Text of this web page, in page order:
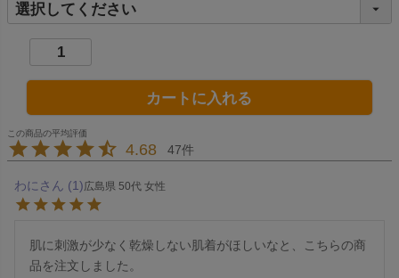
カートに入れる
4.68 47
わに 1 広島県 50代 女性
肌に刺激が少なく乾燥しない肌着がほしいなと、こちらの商
品を注文しました。